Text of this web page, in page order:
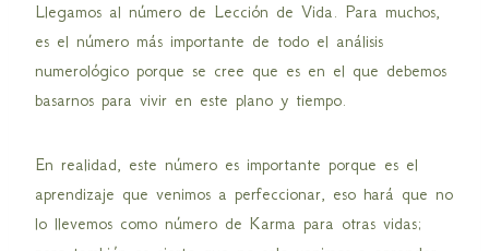
Llegamos al número de Lección de Vida. Para muchos,
es el número más importante de todo el análisis
numerológico porque se cree que es en el que debemos
basarnos para vivir en este plano y tiempo.
En realidad, este número es importante porque es el
aprendizaje que venimos a perfeccionar, eso hará que no
lo llevemos como número de Karma para otras vidas;